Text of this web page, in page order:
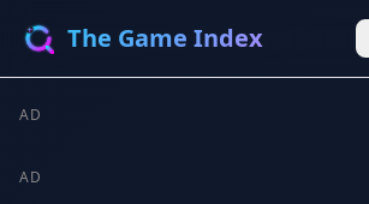
The Game Index
AD
AD